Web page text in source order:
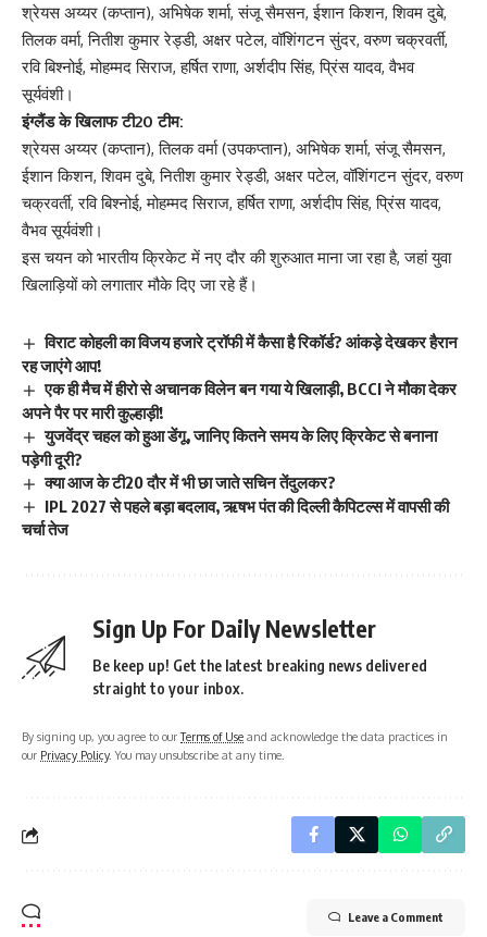
श्रेयस अय्यर (कप्तान), अभिषेक शर्मा, संजू सैमसन, ईशान किशन, शिवम दुबे,
तिलक वर्मा, नितीश कुमार रेड्डी, अक्षर पटेल, वॉशिंगटन सुंदर, वरुण चक्रवर्ती,
रवि बिश्नोई, मोहम्मद सिराज, हर्षित राणा, अर्शदीप सिंह, प्रिंस यादव, वैभव
सूर्यवंशी।
इंग्लैंड के खिलाफ टी20 टीम:
श्रेयस अय्यर (कप्तान), तिलक वर्मा (उपकप्तान), अभिषेक शर्मा, संजू सैमसन,
ईशान किशन, शिवम दुबे, नितीश कुमार रेड्डी, अक्षर पटेल, वॉशिंगटन सुंदर, वरुण
चक्रवर्ती, रवि बिश्नोई, मोहम्मद सिराज, हर्षित राणा, अर्शदीप सिंह, प्रिंस यादव,
वैभव सूर्यवंशी।
इस चयन को भारतीय क्रिकेट में नए दौर की शुरुआत माना जा रहा है, जहां युवा
खिलाड़ियों को लगातार मौके दिए जा रहे हैं।
विराट कोहली का विजय हजारे ट्रॉफी में कैसा है रिकॉर्ड? आंकड़े देखकर हैरान
रह जाएंगे आप!
एक ही मैच में हीरो से अचानक विलेन बन गया ये खिलाड़ी, BCCI ने मौका देकर
अपने पैर पर मारी कुल्हाड़ी!
युजवेंद्र चहल को हुआ डेंगू, जानिए कितने समय के लिए क्रिकेट से बनाना
पड़ेगी दूरी?
क्या आज के टी20 दौर में भी छा जाते सचिन तेंदुलकर?
IPL 2027 से पहले बड़ा बदलाव, ऋषभ पंत की दिल्ली कैपिटल्स में वापसी की
चर्चा तेज
Sign Up For Daily Newsletter
Be keep up! Get the latest breaking news delivered
straight to your inbox.
By signing up, you agree to ourTerms of Use and acknowledge the data practices in
our Privacy Policy. You may unsubscribe at any time.
Leave a Comment